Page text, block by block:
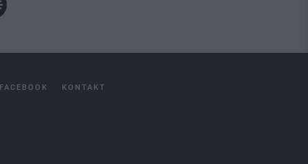
FACEBOOK KONTAKT